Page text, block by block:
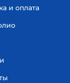
и оплата